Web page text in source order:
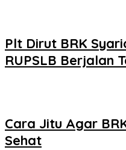
Plt Dirut BRK
RUPSLB Berjalan
Cara Jitu Agar
Sehat